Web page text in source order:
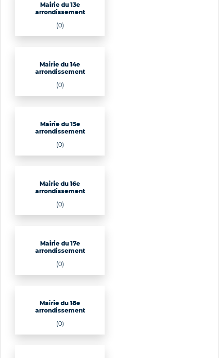
Mairie du 13e
arrondissement
(0)
Mairie du 14e
arrondissement
(0)
Mairie du 15e
arrondissement
(0)
Mairie du 16e
arrondissement
(0)
Mairie du 17e
arrondissement
(0)
Mairie du 18e
arrondissement
(0)